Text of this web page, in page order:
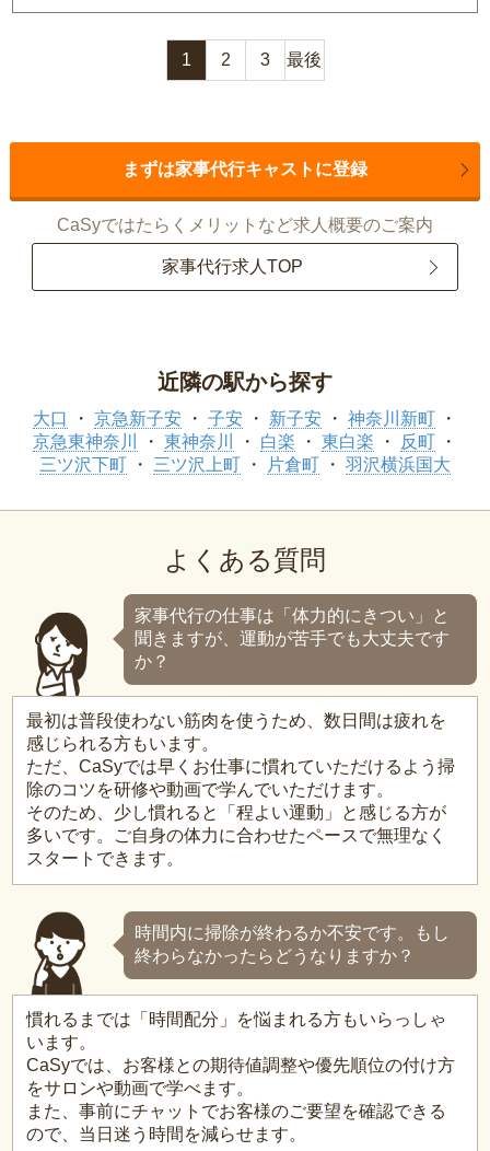
1 2 3 最後
まずは家事代行キャストに登録
CaSyではたらくメリットなど求人概要のご案内
家事代行求人TOP
近隣の駅から探す
大口 京急新子安 子安 新子安
神奈川新町
京急東神奈川
東神奈川 白楽 東白楽
反町
三ツ沢下町
三ツ沢上町 片倉町 羽沢横浜国大
よくある質問
家事代行の仕事は「体力的にきつい」と
聞きますが、運動が苦手でも大丈夫です
か？
最初は普段使わない筋肉を使うため、数日間は疲れを
感じられる方もいます。
ただ、CaSyでは早くお仕事に慣れていただけるよう掃
除のコツを研修や動画で学んでいただけます。
そのため、少し慣れると「程よい運動」と感じる方が
多いです。ご自身の体力に合わせたペースで無理なく
スタートできます。
時間内に掃除が終わるか不安です。もし
終わらなかったらどうなりますか？
慣れるまでは「時間配分」を悩まれる方もいらっしゃ
います。
CaSyでは、お客様との期待値調整や優先順位の付け方
をサロンや動画で学べます。
また、事前にチャットでお客様のご要望を確認できる
ので、当日迷う時間を減らせます。